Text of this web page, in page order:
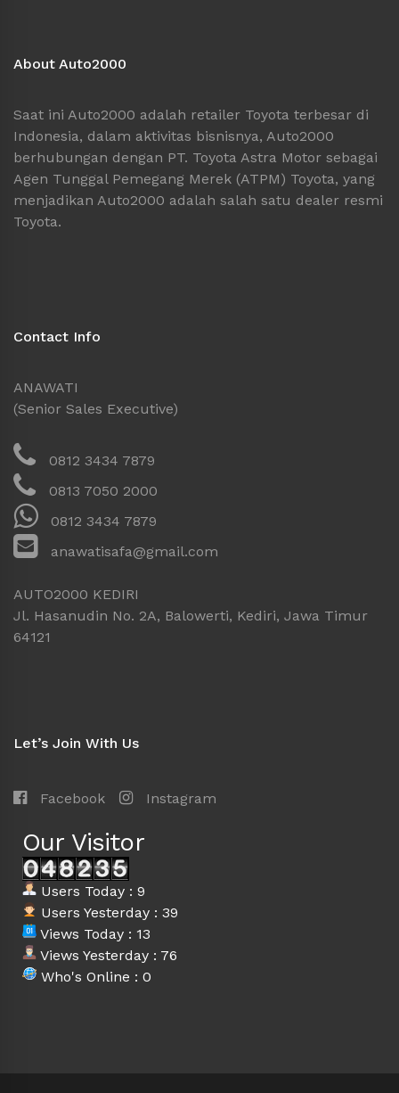
About Auto2000
Saat ini Auto2000 adalah retailer Toyota terbesar di
Indonesia, dalam aktivitas bisnisnya, Auto2000
berhubungan dengan PT. Toyota Astra Motor sebagai
Agen Tunggal Pemegang Merek (ATPM) Toyota, yang
menjadikan Auto2000 adalah salah satu dealer resmi
Toyota.
Contact Info
ANAWATI
(Senior Sales Executive)
0812 3434 7879
0813 7050 2000
0812 3434 7879
anawatisafa@gmail.com
AUTO2000 KEDIRI
Jl. Hasanudin No. 2A, Balowerti, Kediri, Jawa Timur
64121
Let’s Join With Us
Facebook Instagram
Our Visitor
Users Today : 9
Users Yesterday : 39
Views Today : 13
Views Yesterday : 76
Who's Online : 0